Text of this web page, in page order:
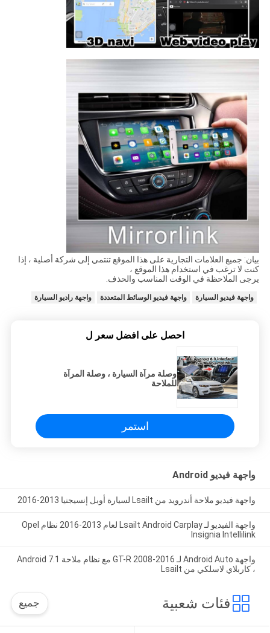
بيان: جميع العلامات التجارية على هذا الموقع تنتمي إلى شركة أصلية ، إذا
كنت لا ترغب في استخدام هذا الموقع ،
يرجى الملاحظة في الوقت المناسب والحذف.
واجهة فيديو السيارة واجهة فيديو الوسائط المتعددة واجهة راديو السيارة
احصل على افضل سعر ل
وصلة مرآة السيارة ، وصلة المرآة
للملاحة
استمر
واجهة فيديو Android
واجهة فيديو ملاحة أندرويد من Lsailt لسيارة أوبل إنسيجنيا 2013-2016
واجهة الفيديو لـ Lsailt Android Carplay لعام 2013-2016 نظام Opel
Insignia Intellilink
واجهة Android Auto لـ GT-R 2008-2016 مع نظام ملاحة Android 7.1
، كاربلاي لاسلكي من Lsailt
فئات شعبية جميع